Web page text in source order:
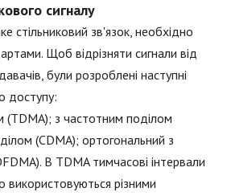
сигналу
стільниковий зв'язок, необхідно
Щоб відрізняти сигнали від
були розроблені наступні
доступу:
(TDMA); з частотним поділом
(CDMA); ортогональний з
В TDMA тимчасові інтервали
використовуються різними